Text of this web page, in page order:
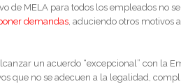
de MELA para todos los empleados no
demandas, aduciendo otros motivos
un acuerdo “excepcional” con la
que no se adecuen a la legalidad,